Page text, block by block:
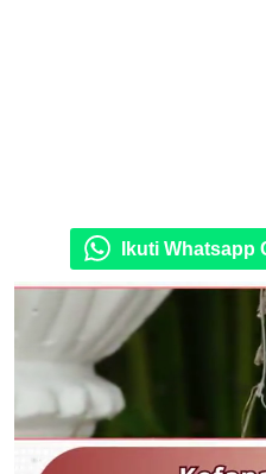
Ikuti Whatsapp